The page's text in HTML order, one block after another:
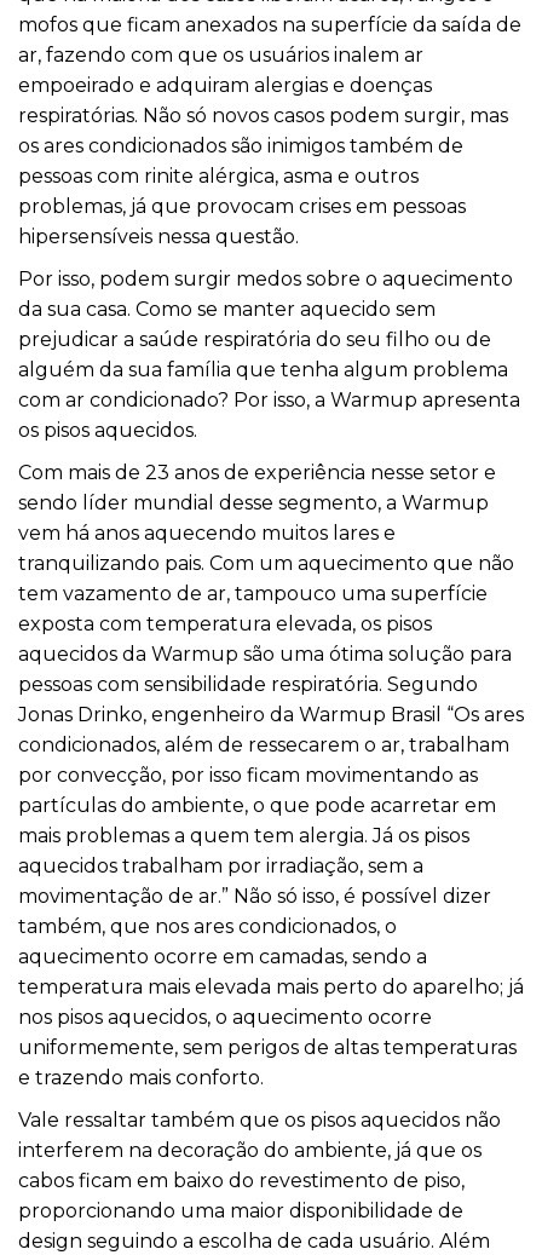
mofos que ficam anexados na superfície da saída de
ar, fazendo com que os usuários inalem ar
empoeirado e adquiram alergias e doenças
respiratórias. Não só novos casos podem surgir, mas
os ares condicionados são inimigos também de
pessoas com rinite alérgica, asma e outros
problemas, já que provocam crises em pessoas
hipersensíveis nessa questão.
Por isso, podem surgir medos sobre o aquecimento
da sua casa. Como se manter aquecido sem
prejudicar a saúde respiratória do seu filho ou de
alguém da sua família que tenha algum problema
com ar condicionado? Por isso, a Warmup apresenta
os pisos aquecidos.
Com mais de 23 anos de experiência nesse setor e
sendo líder mundial desse segmento, a Warmup
vem há anos aquecendo muitos lares e
tranquilizando pais. Com um aquecimento que não
tem vazamento de ar, tampouco uma superfície
exposta com temperatura elevada, os pisos
aquecidos da Warmup são uma ótima solução para
pessoas com sensibilidade respiratória. Segundo
Jonas Drinko, engenheiro da Warmup Brasil “Os ares
condicionados, além de ressecarem o ar, trabalham
por convecção, por isso ficam movimentando as
partículas do ambiente, o que pode acarretar em
mais problemas a quem tem alergia. Já os pisos
aquecidos trabalham por irradiação, sem a
movimentação de ar.” Não só isso, é possível dizer
também, que nos ares condicionados, o
aquecimento ocorre em camadas, sendo a
temperatura mais elevada mais perto do aparelho; já
nos pisos aquecidos, o aquecimento ocorre
uniformemente, sem perigos de altas temperaturas
e trazendo mais conforto.
Vale ressaltar também que os pisos aquecidos não
interferem na decoração do ambiente, já que os
cabos ficam em baixo do revestimento de piso,
proporcionando uma maior disponibilidade de
design seguindo a escolha de cada usuário. Além